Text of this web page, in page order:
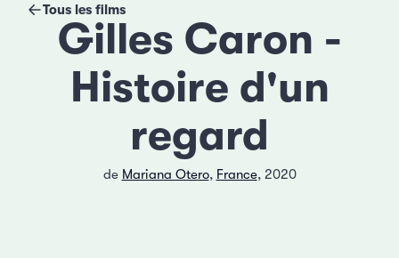
Tous les films
Gilles Caron -
Histoire d'un
regard
de Mariana Otero, France, 2020